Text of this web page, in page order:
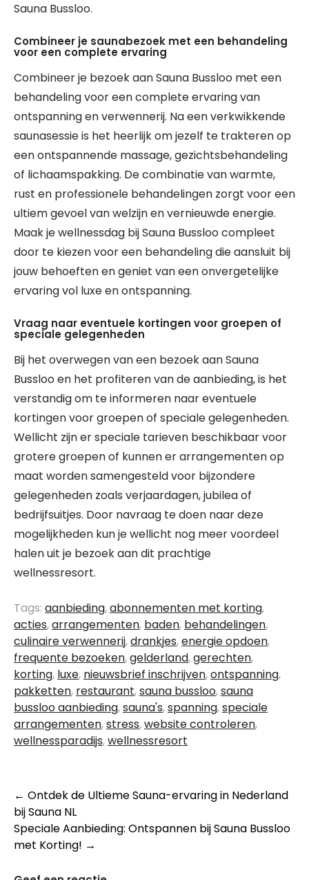
Sauna Bussloo.
Combineer je saunabezoek met een behandeling
voor een complete ervaring
Combineer je bezoek aan Sauna Bussloo met een
behandeling voor een complete ervaring van
ontspanning en verwennerij. Na een verkwikkende
saunasessie is het heerlijk om jezelf te trakteren op
een ontspannende massage, gezichtsbehandeling
of lichaamspakking. De combinatie van warmte,
rust en professionele behandelingen zorgt voor een
ultiem gevoel van welzijn en vernieuwde energie.
Maak je wellnessdag bij Sauna Bussloo compleet
door te kiezen voor een behandeling die aansluit bij
jouw behoeften en geniet van een onvergetelijke
ervaring vol luxe en ontspanning.
Vraag naar eventuele kortingen voor groepen of
speciale gelegenheden
Bij het overwegen van een bezoek aan Sauna
Bussloo en het profiteren van de aanbieding, is het
verstandig om te informeren naar eventuele
kortingen voor groepen of speciale gelegenheden.
Wellicht zijn er speciale tarieven beschikbaar voor
grotere groepen of kunnen er arrangementen op
maat worden samengesteld voor bijzondere
gelegenheden zoals verjaardagen, jubilea of
bedrijfsuitjes. Door navraag te doen naar deze
mogelijkheden kun je wellicht nog meer voordeel
halen uit je bezoek aan dit prachtige
wellnessresort.
Tags: aanbieding,abonnementen met korting,
acties,arrangementen, baden, behandelingen,
culinaire verwennerij,drankjes,energie opdoen,
frequente bezoeken,gelderland,gerechten,
korting, luxe, nieuwsbrief inschrijven,ontspanning,
pakketten, restaurant,sauna bussloo,sauna
bussloo aanbieding,sauna's,spanning,speciale
arrangementen,stress,website controleren,
wellnessparadijs,wellnessresort
Berichtnavigatie
← Ontdek de Ultieme Sauna-ervaring in Nederland
bij Sauna NL
Speciale Aanbieding: Ontspannen bij Sauna Bussloo
met Korting! →